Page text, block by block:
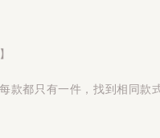
款都只有一件，找到相同款